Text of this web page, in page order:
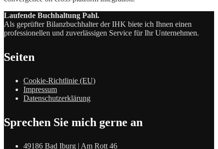
Laufende Buchhaltung Pahl.
Als geprüfter Bilanzbuchhalter der IHK biete ich Ihnen einen
professionellen und zuverlässigen Service für Ihr Unternehmen.
Seiten
Cookie-Richtlinie (EU)
Impressum
Datenschutzerklärung
Sprechen Sie mich gerne an
49186 Bad Iburg | Am Rott 46